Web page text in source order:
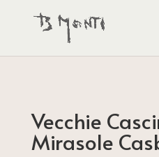
Vecchie
Mirasole